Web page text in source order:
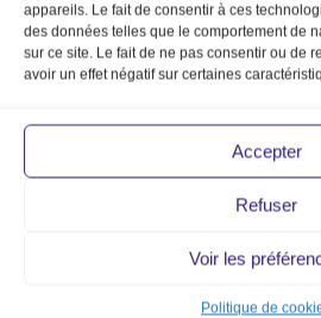
appareils. Le fait de consentir à ces
des données telles que le comportement de
sur ce site. Le fait de ne pas consentir ou de
avoir un effet négatif sur certaines
Accepter
Refuser
Voir les
Politique de
DSC_0029_副本